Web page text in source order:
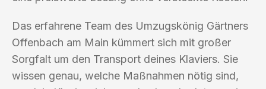
Das erfahrene Team des Umzugskönig Gärtners
Offenbach am Main kümmert sich mit großer
Sorgfalt um den Transport deines Klaviers. Sie
wissen genau, welche Maßnahmen nötig sind,